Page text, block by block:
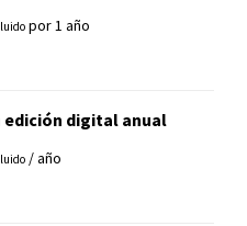
por 1 año
edición digital anual
/ año